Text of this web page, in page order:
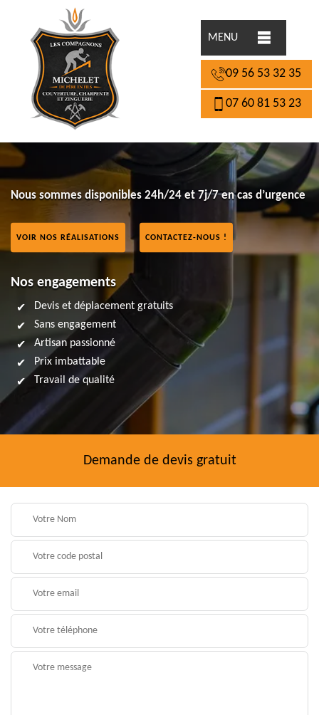
MENU
09 56 53 32 35
07 60 81 53 23
Nous sommes disponibles 24h/24 et 7j/7 en cas d’urgence
VOIR NOS RÉALISATIONS CONTACTEZ-NOUS !
Nos engagements
Devis et déplacement gratuits
Sans engagement
Artisan passionné
Prix imbattable
Travail de qualité
Demande de devis gratuit